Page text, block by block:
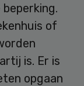
of
is. Er is
opgaan